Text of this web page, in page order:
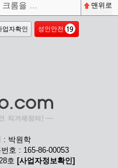
맨위로
업자확인 성인안전
: 박원학
호 : 165-86-00053
호 [사업자정보확인]